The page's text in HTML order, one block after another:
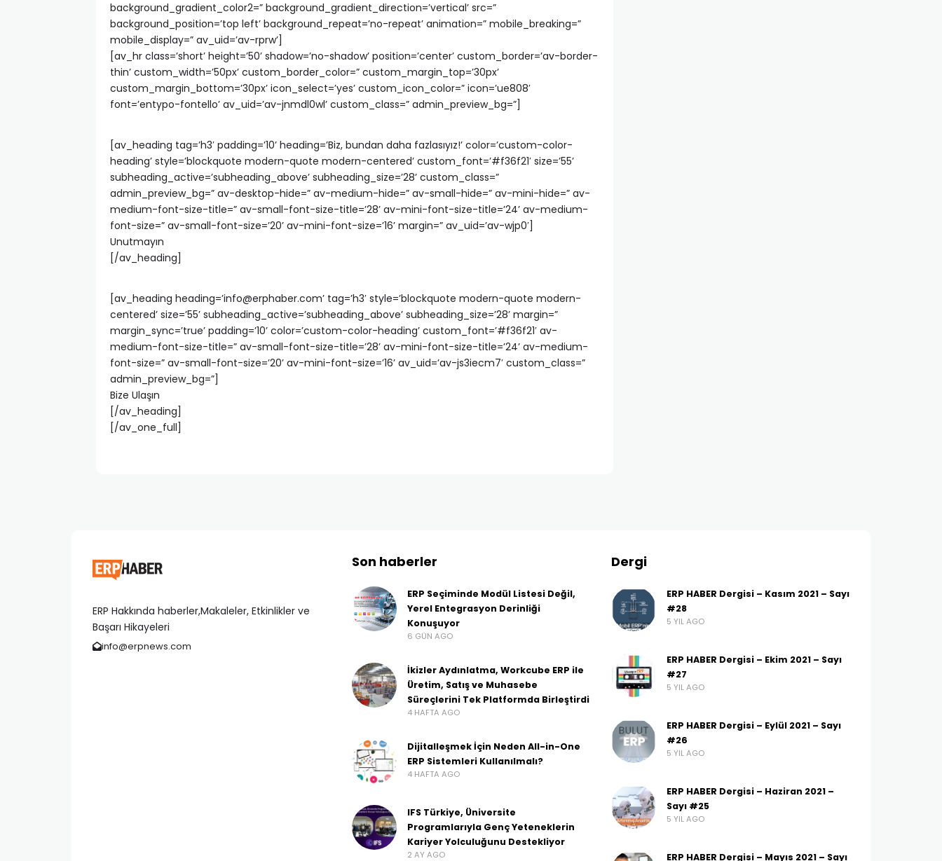
background_gradient_color2=” background_gradient_direction=’vertical’ src=”
background_position=’top left’ background_repeat=’no-repeat’ animation=” mobile_breaking=”
mobile_display=” av_uid=’av-rprw’]
[av_hr class=’short’ height=’50’ shadow=’no-shadow’ position=’center’ custom_border=’av-border-
thin’ custom_width=’50px’ custom_border_color=” custom_margin_top=’30px’
custom_margin_bottom=’30px’ icon_select=’yes’ custom_icon_color=” icon=’ue808′
font=’entypo-fontello’ av_uid=’av-jnmdl0wl’ custom_class=” admin_preview_bg=”]
[av_heading tag=’h3′ padding=’10’ heading=’Biz, bundan daha fazlasıyız!’ color=’custom-color-
heading’ style=’blockquote modern-quote modern-centered’ custom_font=’#f36f21′ size=’55’
subheading_active=’subheading_above’ subheading_size=’28’ custom_class=”
admin_preview_bg=” av-desktop-hide=” av-medium-hide=” av-small-hide=” av-mini-hide=” av-
medium-font-size-title=” av-small-font-size-title=’28’ av-mini-font-size-title=’24’ av-medium-
font-size=” av-small-font-size=’20’ av-mini-font-size=’16’ margin=” av_uid=’av-wjp0′]
Unutmayın
[/av_heading]
[av_heading heading=’info@erphaber.com’ tag=’h3′ style=’blockquote modern-quote modern-
centered’ size=’55’ subheading_active=’subheading_above’ subheading_size=’28’ margin=”
margin_sync=’true’ padding=’10’ color=’custom-color-heading’ custom_font=’#f36f21′ av-
medium-font-size-title=” av-small-font-size-title=’28’ av-mini-font-size-title=’24’ av-medium-
font-size=” av-small-font-size=’20’ av-mini-font-size=’16’ av_uid=’av-js3iecm7′ custom_class=”
admin_preview_bg=”]
Bize Ulaşın
[/av_heading]
[/av_one_full]
ERP Hakkında haberler,Makaleler, Etkinlikler ve
Başarı Hikayeleri
info@erpnews.com
Son haberler
ERP Seçiminde Modül Listesi Değil,
Yerel Entegrasyon Derinliği
Konuşuyor
6 GÜN AGO
İkizler Aydınlatma, Workcube ERP ile
Üretim, Satış ve Muhasebe
Süreçlerini Tek Platformda Birleştirdi
4 HAFTA AGO
Dijitalleşmek İçin Neden All-in-One
ERP Sistemleri Kullanılmalı?
4 HAFTA AGO
IFS Türkiye, Üniversite
Programlarıyla Genç Yeteneklerin
Kariyer Yolculuğunu Destekliyor
2 AY AGO
Dergi
ERP HABER Dergisi – Kasım 2021 – Sayı
#28
5 YIL AGO
ERP HABER Dergisi – Ekim 2021 – Sayı
#27
5 YIL AGO
ERP HABER Dergisi – Eylül 2021 – Sayı
#26
5 YIL AGO
ERP HABER Dergisi – Haziran 2021 –
Sayı #25
5 YIL AGO
ERP HABER Dergisi – Mayıs 2021 – Sayı